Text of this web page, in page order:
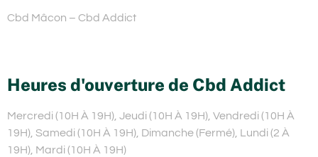
Cbd Mâcon – Cbd Addict
Heures d'ouverture de Cbd Addict
Mercredi (10H À 19H), Jeudi (10H À 19H), Vendredi (10H À
19H), Samedi (10H À 19H), Dimanche (Fermé), Lundi (2 À
19H), Mardi (10H À 19H)